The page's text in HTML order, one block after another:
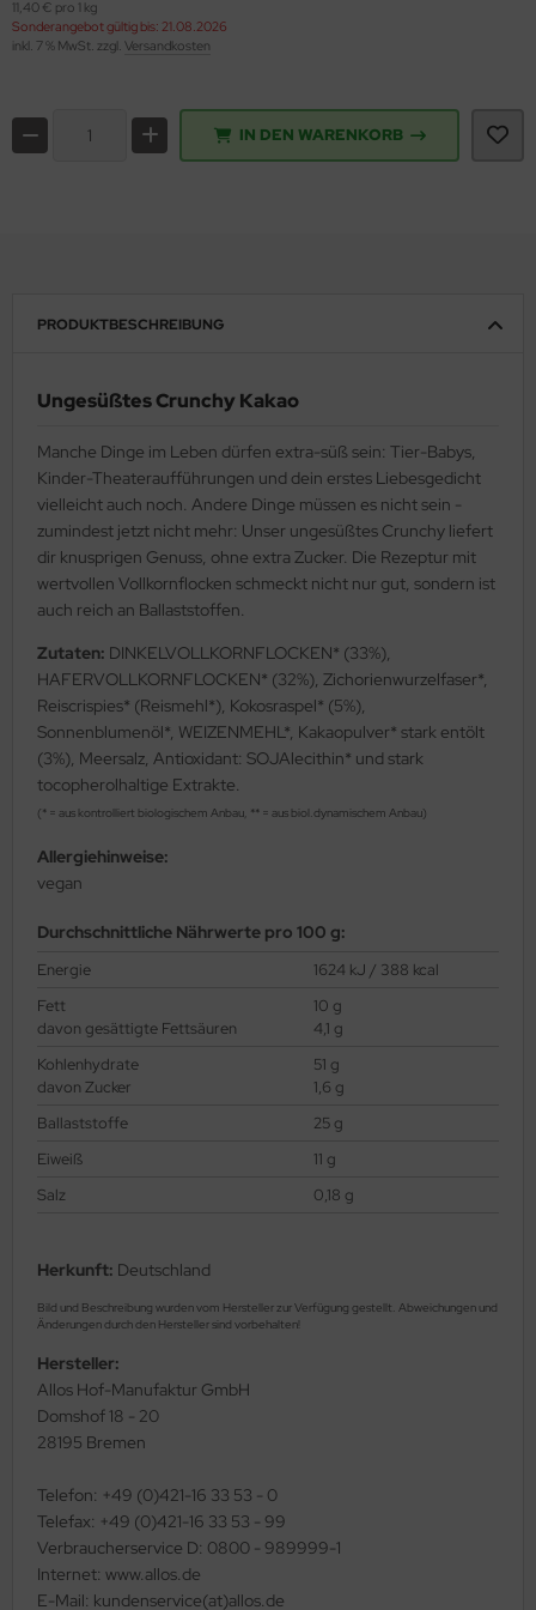
11,40 € pro 1 kg
Sonderangebot gültig bis: 21.08.2026
inkl. 7 % MwSt. zzgl. Versandkosten
IN DEN WARENKORB
PRODUKTBESCHREIBUNG
Ungesüßtes Crunchy Kakao
Manche Dinge im Leben dürfen extra-süß sein: Tier-Babys,
Kinder-Theateraufführungen und dein erstes Liebesgedicht
vielleicht auch noch. Andere Dinge müssen es nicht sein -
zumindest jetzt nicht mehr: Unser ungesüßtes Crunchy liefert
dir knusprigen Genuss, ohne extra Zucker. Die Rezeptur mit
wertvollen Vollkornflocken schmeckt nicht nur gut, sondern ist
auch reich an Ballaststoffen.
Zutaten: DINKELVOLLKORNFLOCKEN* (33%),
HAFERVOLLKORNFLOCKEN* (32%), Zichorienwurzelfaser*,
Reiscrispies* (Reismehl*), Kokosraspel* (5%),
Sonnenblumenöl*, WEIZENMEHL*, Kakaopulver* stark entölt
(3%), Meersalz, Antioxidant: SOJAlecithin* und stark
tocopherolhaltige Extrakte.
(* = aus kontrolliert biologischem Anbau, ** = aus biol.dynamischem Anbau)
Allergiehinweise:
vegan
Durchschnittliche Nährwerte pro 100 g:
Energie
1624 kJ / 388 kcal
Fett
davon gesättigte Fettsäuren
10 g
4,1 g
Kohlenhydrate
davon Zucker
51 g
1,6 g
Ballaststoffe
25 g
Eiweiß
11 g
Salz
0,18 g
Herkunft: Deutschland
Bild und Beschreibung wurden vom Hersteller zur Verfügung gestellt. Abweichungen und
Änderungen durch den Hersteller sind vorbehalten!
Hersteller:
Allos Hof-Manufaktur GmbH
Domshof 18 - 20
28195 Bremen
Telefon: +49 (0)421-16 33 53 - 0
Telefax: +49 (0)421-16 33 53 - 99
Verbraucherservice D: 0800 - 989999-1
Internet: www.allos.de
E-Mail: kundenservice(at)allos.de